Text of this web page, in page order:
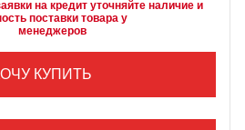
на кредит уточняйте наличие и
поставки товара у
        менеджеров
КУПИТЬ